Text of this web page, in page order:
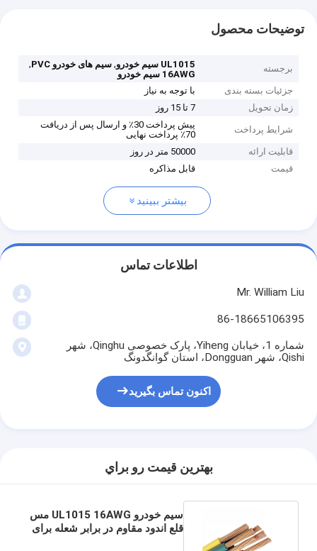
توضیحات محصول
برجسته UL1015 سیم خودرو ,سیم های خودرو PVC
,
16AWG سیم خودرو
جزئیات بسته بندی
با توجه به نیاز
زمان تحویل
7 تا 15 روز
شرایط پرداخت
پیش پرداخت 30٪ و ارسال پس از دریافت
70٪ پرداخت نهایی
قابلیت ارائه
50000 متر در روز
قیمت
قابل مذاکره
بیشتر ببینید
اطلاعات تماس
Mr. William Liu
86-18665106395
شماره 1، خیابان Yiheng، پارک خصوصی Qinghu، شهر
Qishi، شهر Dongguan، استان گوانگدونگ
اکنون تماس بگیرید
بهترين قيمت رو براي
سیم خودرو UL1015 16AWG مس
قلع اندود مقاوم در برابر شعله برای